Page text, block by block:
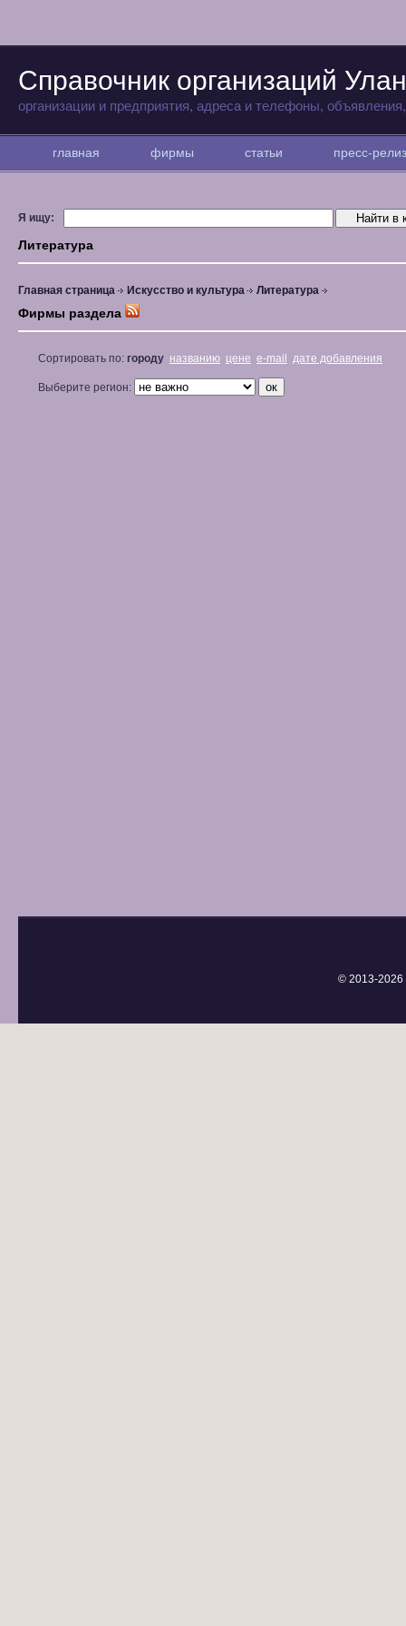
Справочник организаций
организации и предприятия, адреса и телефоны,
главная фирмы статьи пресс-
Я ищу:
Литература
Главная страница Искусство и культура Литература
Фирмы раздела
Сортировать по: городу названию цене e-mail дате добавления
Выберите регион:
© 2013-2026